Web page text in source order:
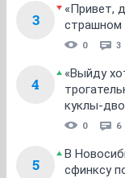
3
«Привет,
страшном
0 3
4
«Выйду
куклы-
0 6
5
В
сфинксу